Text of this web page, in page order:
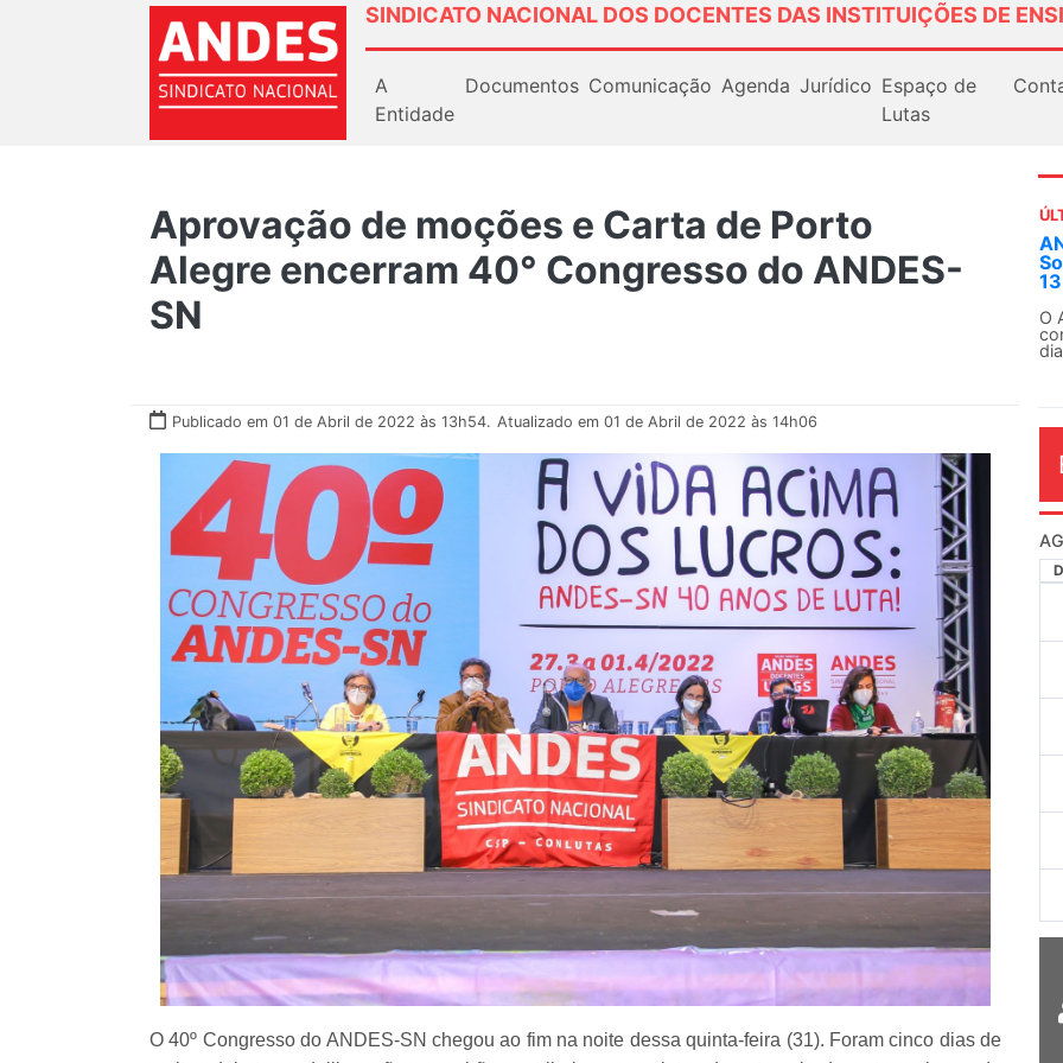
SINDICATO NACIONAL DOS DOCENTES DAS INSTITUIÇÕES DE
A
Entidade
Documentos Comunicação Agenda Jurídico Espaço de
Lutas
Aprovação de moções e Carta de Porto
Alegre encerram 40° Congresso do ANDES-
SN
Publicado em 01 de Abril de 2022 às 13h54. Atualizado em 01 de Abril de 2022 às 14h06
O 40º Congresso do ANDES-SN chegou ao fim na noite dessa quinta-feira (31). Foram cinco dias de